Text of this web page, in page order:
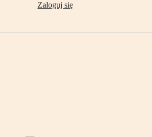
Zaloguj się